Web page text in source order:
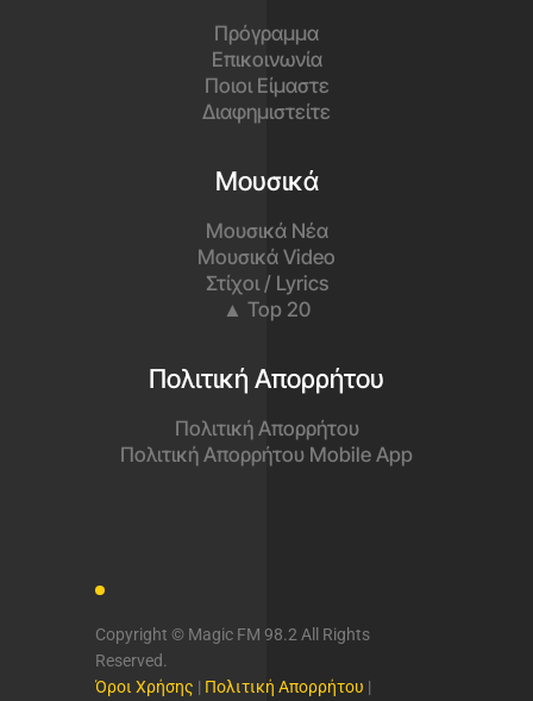
Πρόγραμμα
Επικοινωνία
Ποιοι Είμαστε
Διαφημιστείτε
Μουσικά
Μουσικά Νέα
Μουσικά Video
Στίχοι / Lyrics
▲ Top 20
Πολιτική Απορρήτου
Πολιτική Απορρήτου
Πολιτική Απορρήτου Mobile App
Copyright © Magic FM 98.2 All Rights
Reserved.
Όροι Χρήσης | Πολιτική Απορρήτου |